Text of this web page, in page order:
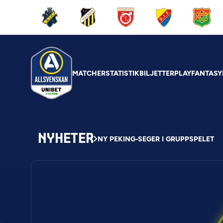
MATCHERSTATISTIKBILJETTERPLAYFANTASY
NYHETER NY PEKING-SEGER I GRUPPSPELET